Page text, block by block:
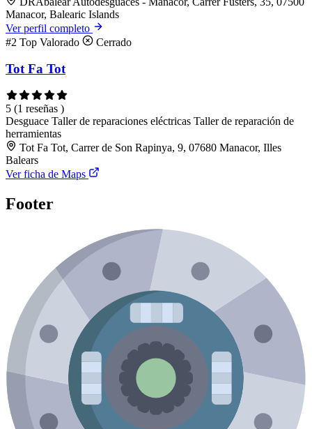
Manacor, Balearic Islands
Ver perfil completo
#2 Top Valorado Cerrado
Tot Fa Tot
5 (1 reseñas )
Desguace Taller de reparaciones eléctricas Taller de reparación de
herramientas
Tot Fa Tot, Carrer de Son Rapinya, 9, 07680 Manacor, Illes
Balears
Ver ficha de Maps
Footer